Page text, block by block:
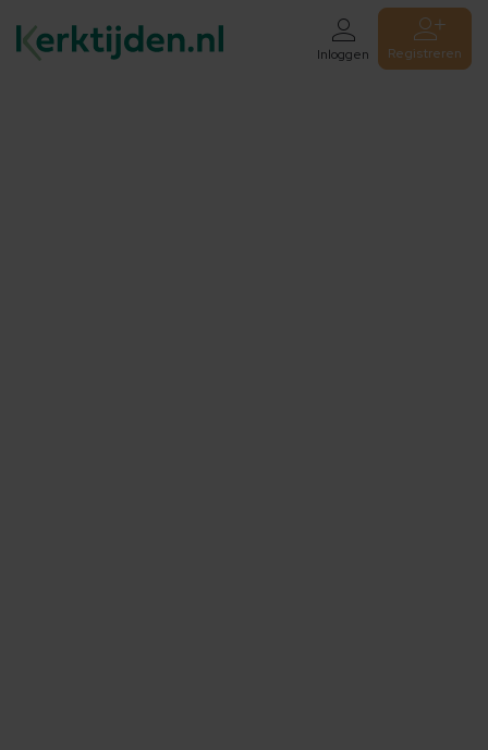
Inloggen Registreren